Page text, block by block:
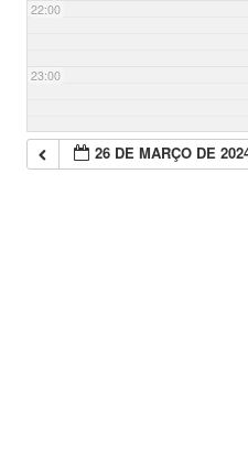
22:00
23:00
26 DE MARÇO DE